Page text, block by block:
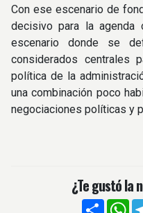
Con ese escenario de
decisivo para la agenda
escenario donde se
considerados centrales
política de la
una combinación poco
negociaciones políticas y
¿Te gustó la